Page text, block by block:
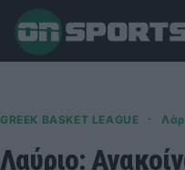
GREEK BASKET LEAGUE ·
Λαύριο: